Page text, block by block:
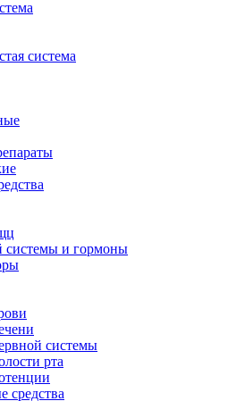
система
системы и гормоны
системы
рта
средства